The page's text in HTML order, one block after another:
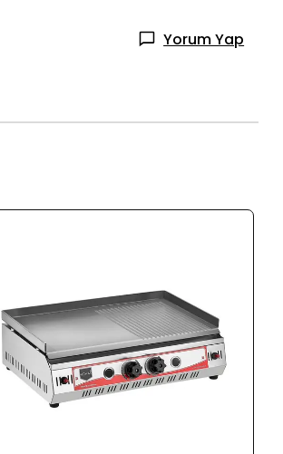
Yorum Yap